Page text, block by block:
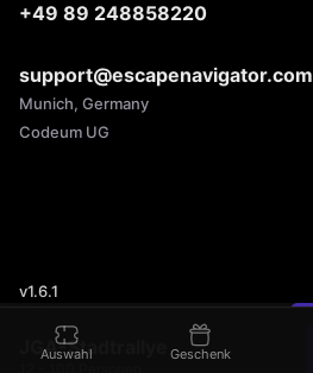
JGA-Stadtrallye
+49 89 248858220
support@escapenavigator.com
Munich, Germany
Codeum UG
v1.6.1
Auswahl Geschenk